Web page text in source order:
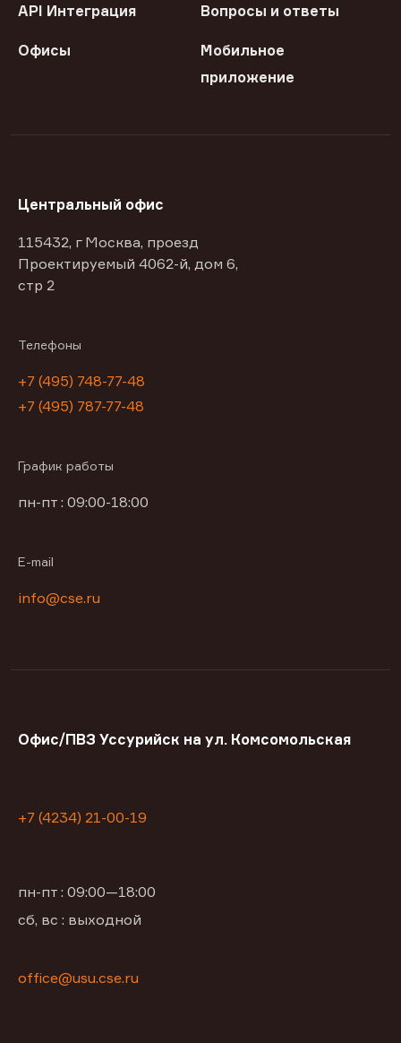
API Интеграция Вопросы и ответы
Офисы
Мобильное
приложение
Центральный офис
115432, г Москва, проезд
Проектируемый 4062-й, дом 6,
стр 2
Телефоны
+7 (495) 748-77-48
+7 (495) 787-77-48
График работы
пн-пт : 09:00-18:00
E-mail
info@cse.ru
Офис/ПВЗ Уссурийск на ул. Комсомольская
+7 (4234) 21-00-19
пн-пт : 09:00—18:00
сб, вс : выходной
office@usu.cse.ru